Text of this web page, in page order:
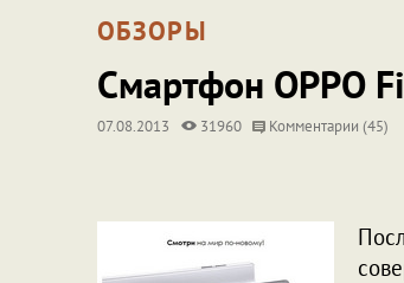
ОБЗОРЫ
Смартфон OPPO
07.08.2013 31960 Комментарии (45)